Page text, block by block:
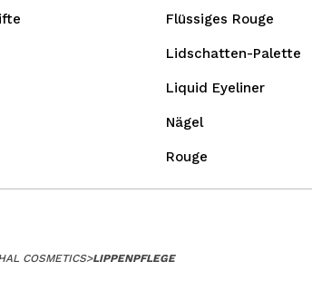
Flüssiges Rouge
Lidschatten-Palette
Liquid Eyeliner
Nägel
Rouge
COSMETICS>LIPPENPFLEGE